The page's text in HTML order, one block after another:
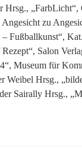
Hrsg.,
zu
Fußballkunst“,
Salon
Museum für
Weibel Hrsg.,
Sairally Hrsg.,